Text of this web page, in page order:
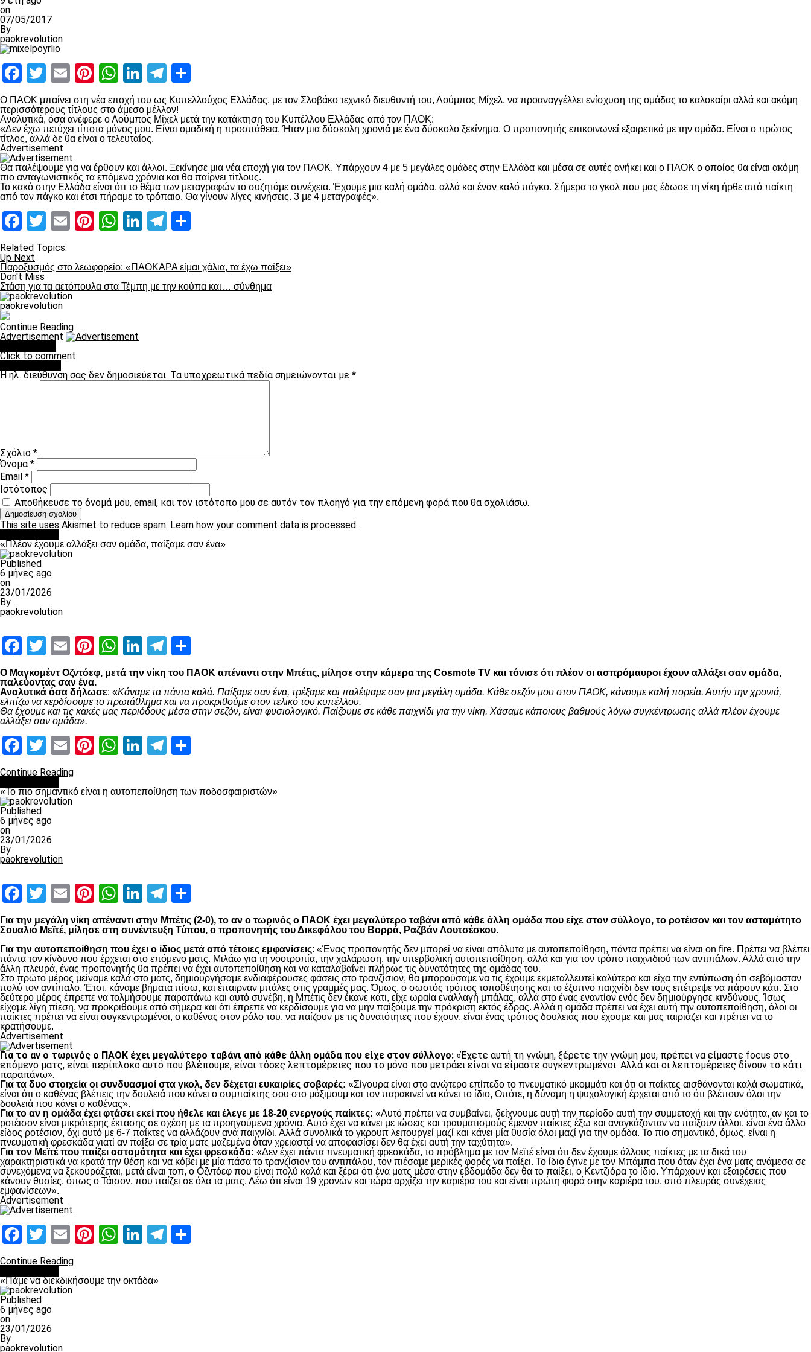
on
07/05/2017
By
paokrevolution
Facebook
Twitter
EmailPinterest
WhatsApp
LinkedIn
Telegram
Ο ΠΑΟΚ μπαίνει στη νέα εποχή του ως Κυπελλούχος Ελλάδας, με τον Σλοβάκο τεχνικό διευθυντή του, Λούμπος Μίχελ, να προαναγγέλλει ενίσχυση της ομάδας το καλοκαίρι αλλά και ακόμη
περισσότερους τίτλους στο άμεσο μέλλον!
Αναλυτικά, όσα ανέφερε ο Λούμπος Μίχελ μετά την κατάκτηση του Κυπέλλου Ελλάδας από τον ΠΑΟΚ:
«Δεν έχω πετύχει τίποτα μόνος μου. Είναι ομαδική η προσπάθεια. Ήταν μια δύσκολη χρονιά με ένα δύσκολο ξεκίνημα. Ο προπονητής επικοινωνεί εξαιρετικά με την ομάδα. Είναι ο πρώτος
τίτλος, αλλά δε θα είναι ο τελευταίος.
Advertisement
Θα παλέψουμε για να έρθουν και άλλοι. Ξεκίνησε μια νέα εποχή για τον ΠΑΟΚ. Υπάρχουν 4 με 5 μεγάλες ομάδες στην Ελλάδα και μέσα σε αυτές ανήκει και ο ΠΑΟΚ ο οποίος θα είναι ακόμη
πιο ανταγωνιστικός τα επόμενα χρόνια και θα παίρνει τίτλους.
Το κακό στην Ελλάδα είναι ότι το θέμα των μεταγραφών το συζητάμε συνέχεια. Έχουμε μια καλή ομάδα, αλλά και έναν καλό πάγκο. Σήμερα το γκολ που μας έδωσε τη νίκη ήρθε από παίκτη
από τον πάγκο και έτσι πήραμε το τρόπαιο. Θα γίνουν λίγες κινήσεις. 3 με 4 μεταγραφές».
Facebook
Twitter
EmailPinterest
WhatsApp
LinkedIn
Telegram
Related Topics:
Up Next
Παροξυσμός στο λεωφορείο: «ΠΑΟΚΑΡΑ είμαι χάλια, τα έχω παίξει»
Don't Miss
Στάση για τα αετόπουλα στα Τέμπη με την κούπα και… σύνθημα
paokrevolution
Continue Reading
Advertisement
Click to comment
Η ηλ. διεύθυνση σας δεν δημοσιεύεται. Τα υποχρεωτικά πεδία σημειώνονται με *
Σχόλιο *
Όνομα*
Email *
Ιστότοπος
Αποθήκευσε το όνομά μου, email, και τον ιστότοπο μου σε αυτόν τον πλοηγό για την επόμενη φορά που θα σχολιάσω.
This site uses Akismet to reduce spam. Learn how your comment data is processed.
«Πλέον έχουμε αλλάξει σαν ομάδα, παίξαμε σαν ένα»
Published
6 μήνες ago
on
23/01/2026
By
paokrevolution
Facebook
Twitter
EmailPinterest
WhatsApp
LinkedIn
Telegram
Ο Μαγκομέντ Οζντόεφ, μετά την νίκη του ΠΑΟΚ απέναντι στην Μπέτις, μίλησε στην κάμερα της Cosmote TV και τόνισε ότι πλέον οι ασπρόμαυροι έχουν αλλάξει σαν ομάδα,
παλεύοντας σαν ένα.
Αναλυτικά όσα δήλωσε: «Κάναμε τα πάντα καλά. Παίξαμε σαν ένα, τρέξαμε και παλέψαμε σαν μια μεγάλη ομάδα. Κάθε σεζόν μου στον ΠΑΟΚ, κάνουμε καλή πορεία. Αυτήν την χρονιά,
ελπίζω να κερδίσουμε το πρωτάθλημα και να προκριθούμε στον τελικό του κυπέλλου.
Θα έχουμε και τις κακές μας περιόδους μέσα στην σεζόν, είναι φυσιολογικό. Παίζουμε σε κάθε παιχνίδι για την νίκη. Χάσαμε κάποιους βαθμούς λόγω συγκέντρωσης αλλά πλέον έχουμε
αλλάξει σαν ομάδα».
Facebook
Twitter
EmailPinterest
WhatsApp
LinkedIn
Telegram
Continue Reading
«Το πιο σημαντικό είναι η αυτοπεποίθηση των ποδοσφαιριστών»
Published
6 μήνες ago
on
23/01/2026
By
paokrevolution
Facebook
Twitter
EmailPinterest
WhatsApp
LinkedIn
Telegram
Για την μεγάλη νίκη απέναντι στην Μπέτις (2-0), το αν ο τωρινός ο ΠΑΟΚ έχει μεγαλύτερο ταβάνι από κάθε άλλη ομάδα που είχε στον σύλλογο, το ροτέισον και τον ασταμάτητο
Σουαλιό Μεϊτέ, μίλησε στη συνέντευξη Τύπου, ο προπονητής του Δικεφάλου του Βορρά, Ραζβάν Λουτσέσκου.
Για την αυτοπεποίθηση που έχει ο ίδιος μετά από τέτοιες εμφανίσεις: «Ένας προπονητής δεν μπορεί να είναι απόλυτα με αυτοπεποίθηση, πάντα πρέπει να είναι on fire. Πρέπει να βλέπει
πάντα τον κίνδυνο που έρχεται στο επόμενο ματς. Μιλάω για τη νοοτροπία, την χαλάρωση, την υπερβολική αυτοπεποίθηση, αλλά και για τον τρόπο παιχνιδιού των αντιπάλων. Αλλά από την
άλλη πλευρά, ένας προπονητής θα πρέπει να έχει αυτοπεποίθηση και να καταλαβαίνει πλήρως τις δυνατότητες της ομάδας του.
Στο πρώτο μέρος μείναμε καλά στο ματς, δημιουργήσαμε ενδιαφέρουσες φάσεις στο τρανζίσιον, θα μπορούσαμε να τις έχουμε εκμεταλλευτεί καλύτερα και είχα την εντύπωση ότι σεβόμασταν
πολύ τον αντίπαλο. Έτσι, κάναμε βήματα πίσω, και έπαιρναν μπάλες στις γραμμές μας. Όμως, ο σωστός τρόπος τοποθέτησης και το έξυπνο παιχνίδι δεν τους επέτρεψε να πάρουν κάτι. Στο
δεύτερο μέρος έπρεπε να τολμήσουμε παραπάνω και αυτό συνέβη, η Μπέτις δεν έκανε κάτι, είχε ωραία εναλλαγή μπάλας, αλλά στο ένας εναντίον ενός δεν δημιούργησε κινδύνους. Ίσως
είχαμε λίγη πίεση, να προκριθούμε από σήμερα και ότι έπρεπε να κερδίσουμε για να μην παίξουμε την πρόκριση εκτός έδρας. Αλλά η ομάδα πρέπει να έχει αυτή την αυτοπεποίθηση, όλοι οι
παίκτες πρέπει να είναι συγκεντρωμένοι, ο καθένας στον ρόλο του, να παίζουν με τις δυνατότητες που έχουν, είναι ένας τρόπος δουλειάς που έχουμε και μας ταιριάζει και πρέπει να το
κρατήσουμε.
Advertisement
Για το αν ο τωρινός ο ΠΑΟΚ έχει μεγαλύτερο ταβάνι από κάθε άλλη ομάδα που είχε στον σύλλογο: «Έχετε αυτή τη γνώμη, ξέρετε την γνώμη μου, πρέπει να είμαστε focus στο
επόμενο ματς, είναι περίπλοκο αυτό που βλέπουμε, είναι τόσες λεπτομέρειες που το μόνο που μετράει είναι να είμαστε συγκεντρωμένοι. Αλλά και οι λεπτομέρειες δίνουν το κάτι
παραπάνω».
Για τα δυο στοιχεία οι συνδυασμοί στα γκολ, δεν δέχεται ευκαιρίες σοβαρές: «Σίγουρα είναι στο ανώτερο επίπεδο το πνευματικό μκομμάτι και ότι οι παίκτες αισθάνονται καλά σωματικά,
είναι ότι ο καθένας βλέπεις την δουλειά που κάνει ο συμπαίκτης σου στο μάξιμουμ και τον παρακινεί να κάνει το ίδιο, Οπότε, η δύναμη η ψυχολογική έρχεται από το ότι βλέπουν όλοι την
δουλειά που κάνει ο καθένας».
Για το αν η ομάδα έχει φτάσει εκεί που ήθελε και έλεγε με 18-20 ενεργούς παίκτες: «Αυτό πρέπει να συμβαίνει, δείχνουμε αυτή την περίοδο αυτή την συμμετοχή και την ενότητα, αν και το
ροτέισον είναι μικρότερης έκτασης σε σχέση με τα προηγούμενα χρόνια. Αυτό έχει να κάνει με ιώσεις και τραυματισμούς έμεναν παίκτες έξω και αναγκάζονταν να παίξουν άλλοι, είναι ένα άλλο
είδος ροτέσιον, όχι αυτό με 6-7 παίκτες να αλλάζουν ανά παιχνίδι. Αλλά συνολικά το γκρουπ λειτουργεί μαζί και κάνει μία θυσία όλοι μαζί για την ομάδα. Το πιο σημαντικό, όμως, είναι η
πνευματική φρεσκάδα γιατί αν παίξει σε τρία ματς μαζεμένα όταν χρειαστεί να αποφασίσει δεν θα έχει αυτή την ταχύτητα».
Για τον Μεϊτέ που παίζει ασταμάτητα και έχει φρεσκάδα: «Δεν έχει πάντα πνευματική φρεσκάδα, το πρόβλημα με τον Μεϊτέ είναι ότι δεν έχουμε άλλους παίκτες με τα δικά του
χαρακτηριστικά να κρατά την θέση και να κόβει με μία πάσα το τρανζίσιον του αντιπάλου, τον πιέσαμε μερικές φορές να παίξει. Το ίδιο έγινε με τον Μπάμπα που όταν έχει ένα ματς ανάμεσα σε
συνεχόμενα να ξεκουράζεται, μετά είναι τοπ, ο Οζντόεφ που είναι πολύ καλά και ξέρει ότι ένα ματς μέσα στην εβδομάδα δεν θα το παίξει, ο Κεντζιόρα το ίδιο. Υπάρχουν και εξαιρέσεις που
κάνουν θυσίες, όπως ο Τάισον, που παίζει σε όλα τα ματς. Λέω ότι είναι 19 χρονών και τώρα αρχίζει την καριέρα του και είναι πρώτη φορά στην καριέρα του, από πλευράς συνέχειας
εμφανίσεων».
Advertisement
Facebook
Twitter
EmailPinterest
WhatsApp
LinkedIn
Telegram
Continue Reading
«Πάμε να διεκδικήσουμε την οκτάδα»
Published
6 μήνες ago
on
23/01/2026
By
paokrevolution